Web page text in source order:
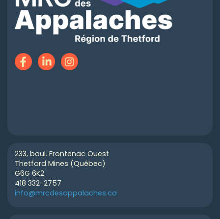
233, boul. Frontenac Ouest
Thetford Mines (Québec)
G6G 6K2
418 332-2757
info@mrcdesappalaches.ca